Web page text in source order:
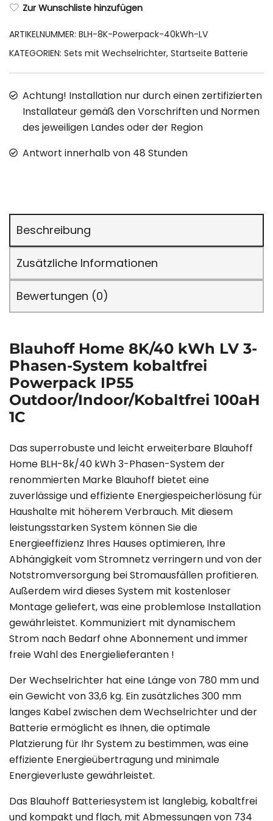
Zur Wunschliste hinzufügen
ARTIKELNUMMER: BLH-8K-Powerpack-40kWh-LV
KATEGORIEN: Sets mit Wechselrichter, Startseite Batterie
Achtung! Installation nur durch einen zertifizierten
Installateur gemäß den Vorschriften und Normen
des jeweiligen Landes oder der Region
Antwort innerhalb von 48 Stunden
Beschreibung
Zusätzliche Informationen
Bewertungen (0)
Blauhoff Home 8K/40 kWh LV 3-
Phasen-System kobaltfrei
Powerpack IP55
Outdoor/Indoor/Kobaltfrei 100aH
1C
Das superrobuste und leicht erweiterbare Blauhoff
Home BLH-8k/40 kWh 3-Phasen-System der
renommierten Marke Blauhoff bietet eine
zuverlässige und effiziente Energiespeicherlösung für
Haushalte mit höherem Verbrauch. Mit diesem
leistungsstarken System können Sie die
Energieeffizienz Ihres Hauses optimieren, Ihre
Abhängigkeit vom Stromnetz verringern und von der
Notstromversorgung bei Stromausfällen profitieren.
Außerdem wird dieses System mit kostenloser
Montage geliefert, was eine problemlose Installation
gewährleistet. Kommuniziert mit dynamischem
Strom nach Bedarf ohne Abonnement und immer
freie Wahl des Energielieferanten !
Der Wechselrichter hat eine Länge von 780 mm und
ein Gewicht von 33,6 kg. Ein zusätzliches 300 mm
langes Kabel zwischen dem Wechselrichter und der
Batterie ermöglicht es Ihnen, die optimale
Platzierung für Ihr System zu bestimmen, was eine
effiziente Energieübertragung und minimale
Energieverluste gewährleistet.
Das Blauhoff Batteriesystem ist langlebig, kobaltfrei
und kompakt und flach, mit Abmessungen von 734